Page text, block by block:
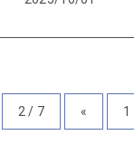
2 / 7 « 1